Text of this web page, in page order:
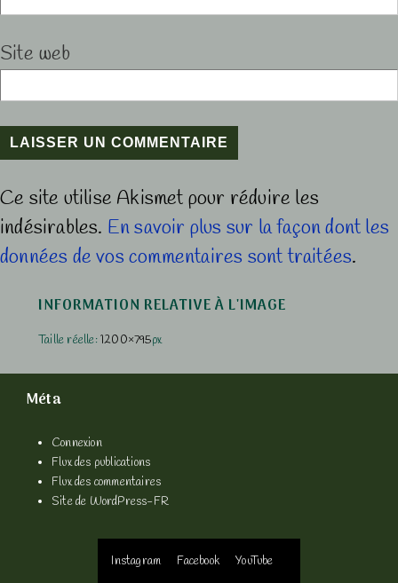
Site web
Ce site utilise Akismet pour réduire les
indésirables. En savoir plus sur la façon dont les
données de vos commentaires sont traitées.
INFORMATION RELATIVE À L'IMAGE
Taille réelle:1200×795px
Méta
Connexion
Flux des publications
Flux des commentaires
Site de WordPress-FR
Menu
Instagram Facebook YouTube